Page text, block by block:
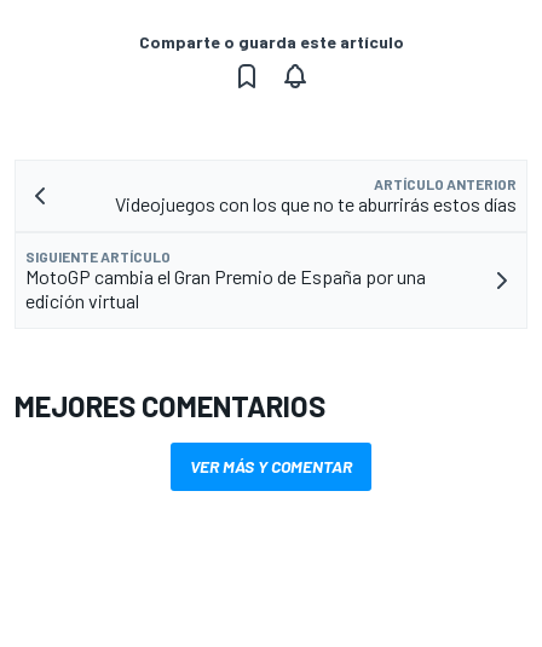
Comparte o guarda este artículo
ARTÍCULO ANTERIOR
Videojuegos con los que no te aburrirás estos días
SIGUIENTE ARTÍCULO
MotoGP cambia el Gran Premio de España por una
edición virtual
MEJORES COMENTARIOS
VER MÁS Y COMENTAR